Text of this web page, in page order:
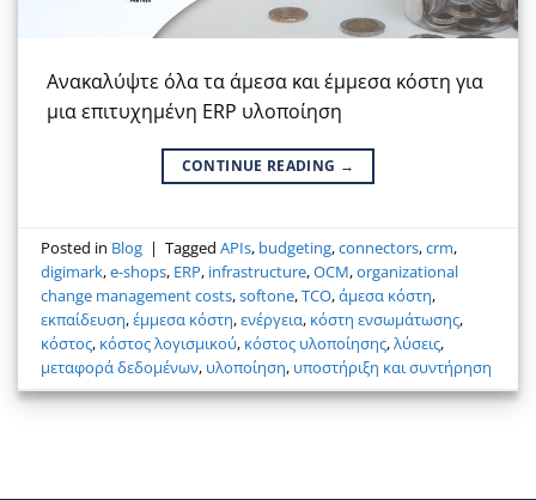
Ανακαλύψτε όλα τα άμεσα και έμμεσα κόστη για
μια επιτυχημένη ERP υλοποίηση
CONTINUE READING →
Posted in Blog | TaggedAPIs, budgeting,connectors,crm,
digimark,e-shops, ERP, infrastructure,OCM,organizational
change management costs,softone,TCO,άμεσα κόστη,
εκπαίδευση,έμμεσα κόστη,ενέργεια, κόστη ενσωμάτωσης,
κόστος, κόστος λογισμικού, κόστος υλοποίησης,λύσεις,
μεταφορά δεδομένων, υλοποίηση, υποστήριξη και συντήρηση